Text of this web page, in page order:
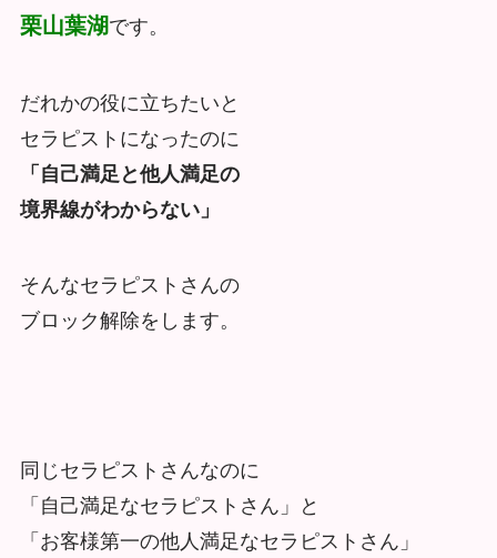
栗山葉湖です。
だれかの役に立ちたいと
セラピストになったのに
「自己満足と他人満足の
境界線がわからない」
そんなセラピストさんの
ブロック解除をします。
同じセラピストさんなのに
「自己満足なセラピストさん」と
「お客様第一の他人満足なセラピストさん」